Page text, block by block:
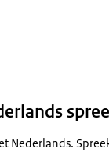
Nederlands.